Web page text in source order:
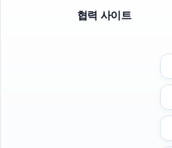
협력 사이트